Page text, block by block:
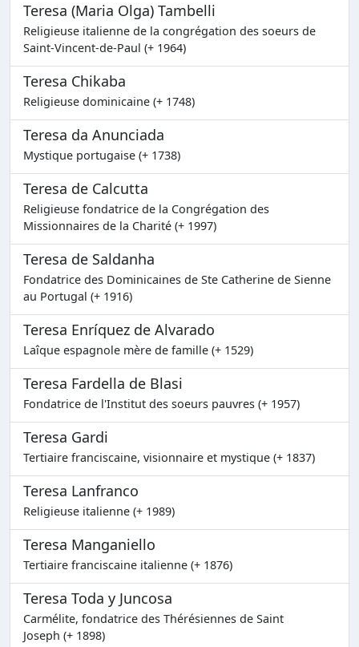
Teresa (Maria Olga) Tambelli
Religieuse italienne de la congrégation des soeurs de
Saint-Vincent-de-Paul (+ 1964)
Teresa Chikaba
Religieuse dominicaine (+ 1748)
Teresa da Anunciada
Mystique portugaise (+ 1738)
Teresa de Calcutta
Religieuse fondatrice de la Congrégation des
Missionnaires de la Charité (+ 1997)
Teresa de Saldanha
Fondatrice des Dominicaines de Ste Catherine de Sienne
au Portugal (+ 1916)
Teresa Enríquez de Alvarado
Laîque espagnole mère de famille (+ 1529)
Teresa Fardella de Blasi
Fondatrice de l'Institut des soeurs pauvres (+ 1957)
Teresa Gardi
Tertiaire franciscaine, visionnaire et mystique (+ 1837)
Teresa Lanfranco
Religieuse italienne (+ 1989)
Teresa Manganiello
Tertiaire franciscaine italienne (+ 1876)
Teresa Toda y Juncosa
Carmélite, fondatrice des Thérésiennes de Saint
Joseph (+ 1898)